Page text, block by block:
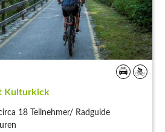
Kulturkick
18 Teilnehmer/ Radguide